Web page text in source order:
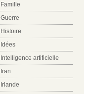
Famille
Guerre
Histoire
Idées
Intelligence artificielle
Iran
Irlande